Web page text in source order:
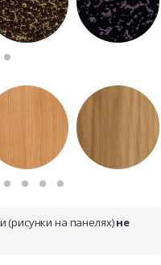
(рисунки на панелях)не